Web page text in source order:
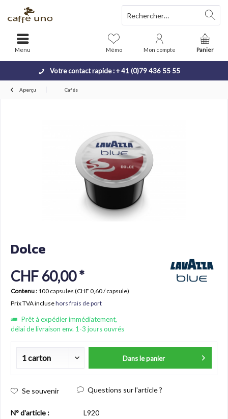
Votre contact rapide : + 41 (0)79 436 55 55
Panier
Mémo Mon compte
Menu
Aperçu Cafés
Dolce
CHF 60,00 *
Contenu : 100 capsules (CHF 0,60 / capsule)
Prix TVA inclusehors frais de port
Prêt à expédier immédiatement,
délai de livraison env. 1-3 jours ouvrés
Dans le panier
Se souvenir Questions sur l'article ?
N° d'article : L920